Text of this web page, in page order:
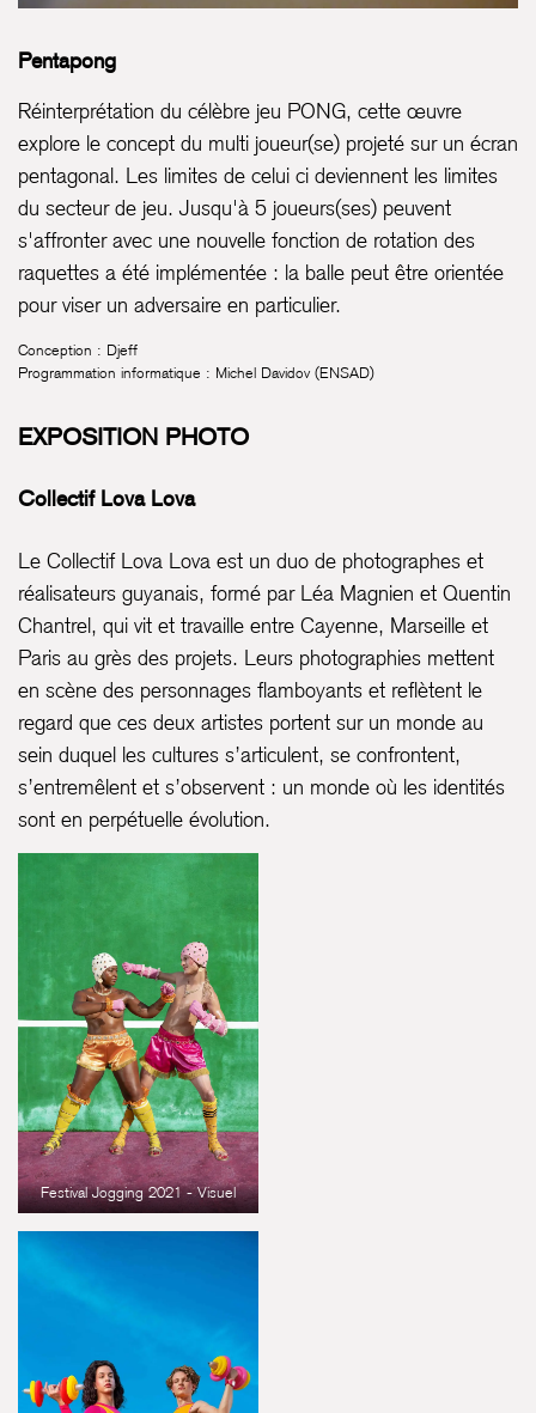
Pentapong
Réinterprétation du célèbre jeu PONG, cette œuvre
explore le concept du multi joueur(se) projeté sur un écran
pentagonal. Les limites de celui ci deviennent les limites
du secteur de jeu. Jusqu'à 5 joueurs(ses) peuvent
s'affronter avec une nouvelle fonction de rotation des
raquettes a été implémentée : la balle peut être orientée
pour viser un adversaire en particulier.
Conception : Djeff
Programmation informatique : Michel Davidov (ENSAD)
EXPOSITION PHOTO
Collectif Lova Lova
Le Collectif Lova Lova est un duo de photographes et
réalisateurs guyanais, formé par Léa Magnien et Quentin
Chantrel, qui vit et travaille entre Cayenne, Marseille et
Paris au grès des projets. Leurs photographies mettent
en scène des personnages flamboyants et reflètent le
regard que ces deux artistes portent sur un monde au
sein duquel les cultures s’articulent, se confrontent,
s’entremêlent et s’observent : un monde où les identités
sont en perpétuelle évolution.
Festival Jogging 2021 - Visuel